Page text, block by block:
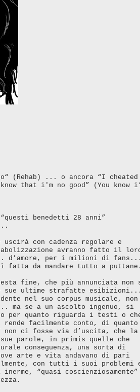
(Rehab) ... o ancora “I cheated
that i'm no good” (You know
benedetti 28 anni”
con cadenza regolare e
avranno fatto il
d’amore, per i milioni di fans...
fatta da mandare tutto a puttane.
fine, che più annunciata non
sue ultime strafatte esibizioni...
nel suo corpus musicale, non
ma se a un ascolto ingenuo, si
per quanto riguarda i testi o
facilmente conto, di quanto
non ci fosse via d’uscita, che la
parole, in primis quelle che
conseguenza, una sorta di
arte e vita andavano di pari
con tutti i suoi problemi
“quasi coscienziosamente”